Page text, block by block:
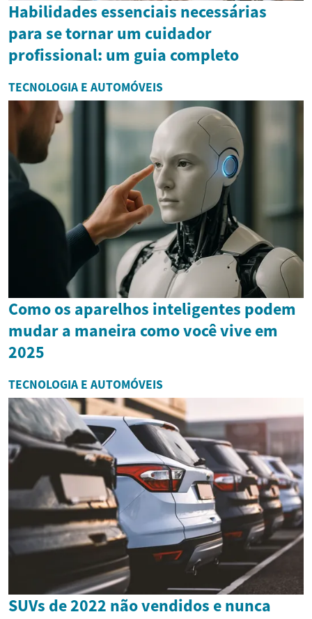
Habilidades essenciais necessárias
para se tornar um cuidador
profissional: um guia completo
TECNOLOGIA E AUTOMÓVEIS
Como os aparelhos inteligentes podem
mudar a maneira como você vive em
2025
TECNOLOGIA E AUTOMÓVEIS
SUVs de 2022 não vendidos e nunca